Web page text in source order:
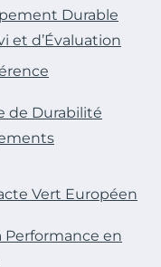
Durable
et d’Évaluation
de Durabilité
Vert Européen
Performance en